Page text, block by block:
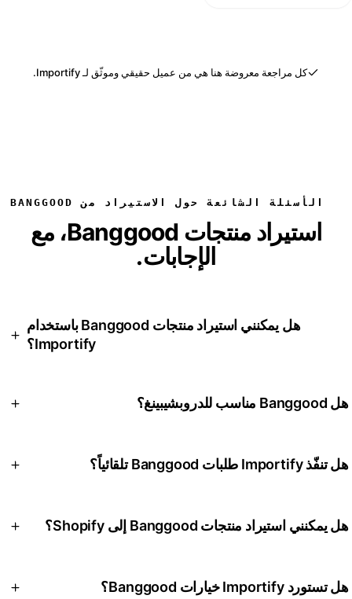
كل مراجعة معروضة هنا هي من عميل حقيقي وموثّق لـ Importify.
الأسئلة الشائعة حول الاستيراد من BANGGOOD
استيراد منتجات Banggood، مع
الإجابات.
هل يمكنني استيراد منتجات Banggood باستخدام
Importify؟
Banggood إلى سير عملكم، حتى تتمكنوا من مراجعة القائمة وتحرير
هل Banggood مناسب للدروبشيبينغ؟
والإلكترونيات. وهو أقل مثالية للمتاجر التي تركّز على الموضة أو
هل تنفّذ Importify طلبات Banggood تلقائياً؟
ضمن خطة Gold. بالنسبة لـ Banggood، تساعد Importify في
هل يمكنني استيراد منتجات Banggood إلى Shopify؟
وShopify لاستيراد بيانات المنتج ومراجعة القوائم والنشر إلىهل تستورد Importify خيارات Banggood؟